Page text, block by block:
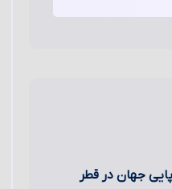
جهان در قطر